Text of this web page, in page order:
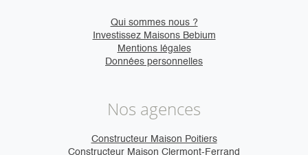
Qui sommes nous ?
Investissez Maisons Bebium
Mentions légales
Données personnelles
Nos agences
Constructeur Maison Poitiers
Constructeur Maison Clermont-Ferrand